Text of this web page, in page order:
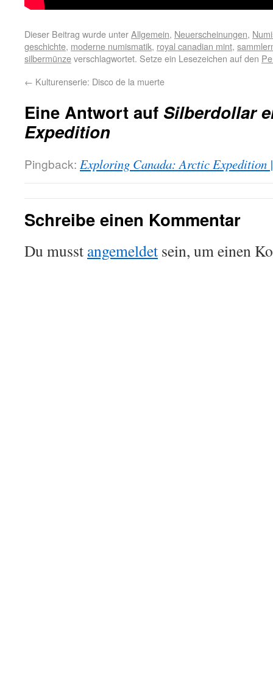
Dieser Beitrag wurde unterAllgemein, Neuerscheinungen,
geschichte, moderne numismatik, royal canadian mint,
silbermünzeverschlagwortet. Setze ein Lesezeichen auf den
← Kulturenserie: Disco de la muerte
Eine Antwort auf Silberdollar
Expedition
Pingback: Exploring Canada: Arctic Expedition
Schreibe einen Kommentar
Du musst angemeldet sein, um einen